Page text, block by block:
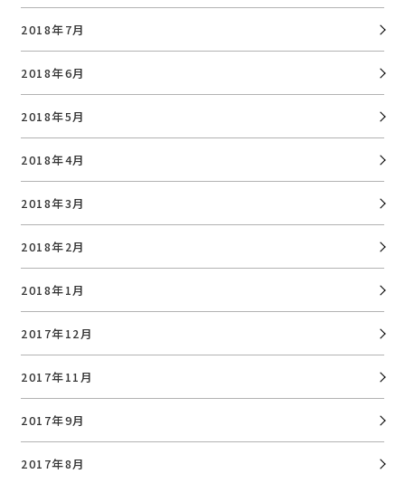
2018年7月
2018年6月
2018年5月
2018年4月
2018年3月
2018年2月
2018年1月
2017年12月
2017年11月
2017年9月
2017年8月